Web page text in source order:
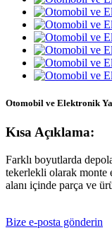
Otomobil ve Elektronik
Kısa Açıklama:
Farklı boyutlarda
tekerlekli olarak monte
alanı içinde parça ve
Bize e-posta gönderin